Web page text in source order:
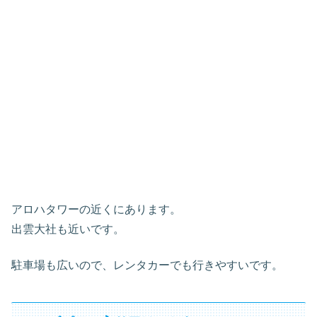
アロハタワーの近くにあります。
出雲大社も近いです。
駐車場も広いので、レンタカーでも行きやすいです。